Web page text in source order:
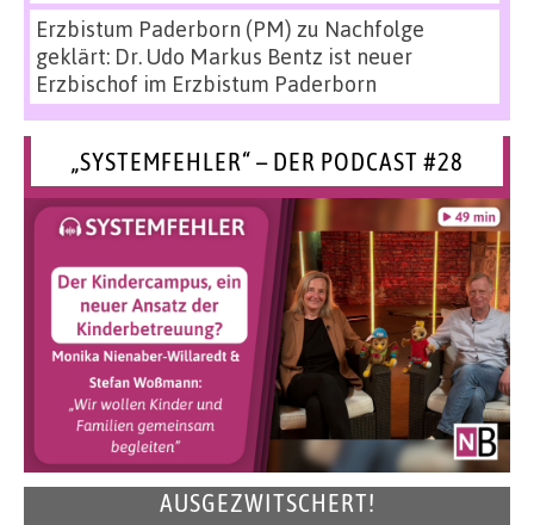
Erzbistum Paderborn (PM) zu Nachfolge
geklärt: Dr. Udo Markus Bentz ist neuer
Erzbischof im Erzbistum Paderborn
„SYSTEMFEHLER“ – DER PODCAST #28
AUSGEZWITSCHERT!